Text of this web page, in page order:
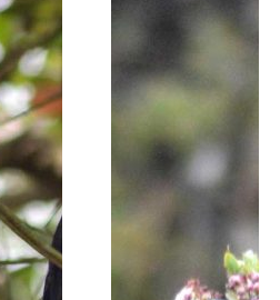
Oxypogon
guerinii
Lesbia victoriae